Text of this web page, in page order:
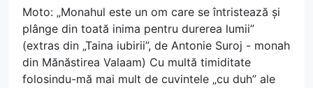
Moto: „Monahul este un om care se întristează și
plânge din toată inima pentru durerea lumii”
(extras din „Taina iubirii”, de Antonie Suroj - monah
din Mănăstirea Valaam) Cu multă timiditate
folosindu-mă mai mult de cuvintele „cu duh” ale